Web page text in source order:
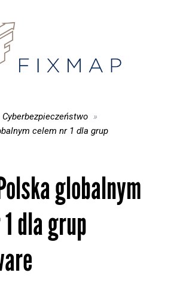
Cyberbezpieczeństwo
celem nr 1 dla grup
globalnym
dla grup